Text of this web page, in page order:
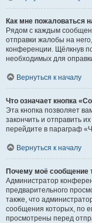
Как мне пожаловаться
Рядом с каждым
отправки жалобы на
конференции. Щёлкнув
необходимых для
Вернуться к началу
Что означает кнопка
Эта кнопка позволяет
закончить и отправить
перейдите в параграф
Вернуться к началу
Почему моё сообщение
Администратор
предварительного
также, что
сообщения которых, по
просмотрены перед